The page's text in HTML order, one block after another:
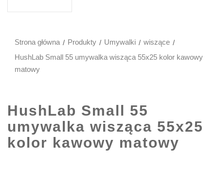
Strona główna Produkty Umywalki
wiszące
HushLab Small 55 umywalka wisząca 55x25 kolor kawowy
matowy
HushLab Small 55
umywalka wisząca 55x25
kolor kawowy matowy